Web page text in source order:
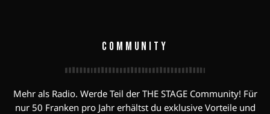
COMMUNITY
Mehr als Radio. Werde Teil der THE STAGE Community! Für
nur 50 Franken pro Jahr erhältst du exklusive Vorteile und